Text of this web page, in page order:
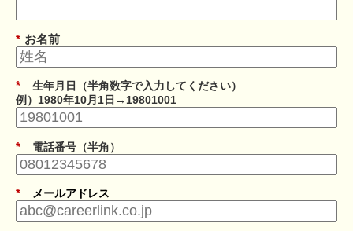
* お名前
*
生年月日（半角数字で入力してください）
例）1980年10月1日→19801001
* 電話番号（半角）
* メールアドレス